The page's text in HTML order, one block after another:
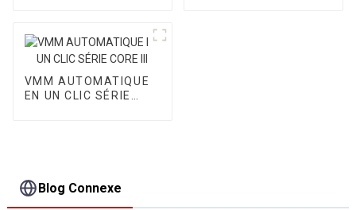
VMM AUTOMATIQUE
EN UN CLIC SÉRIE
Blog Connexe